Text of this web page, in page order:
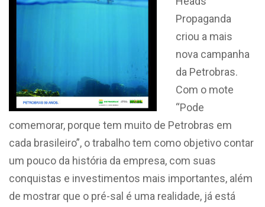
Propaganda
criou a mais
nova campanha
da Petrobras.
Com o mote
“Pode
comemorar, porque tem muito de Petrobras em
cada brasileiro”, o trabalho tem como objetivo contar
um pouco da história da empresa, com suas
conquistas e investimentos mais importantes, além
de mostrar que o pré-sal é uma realidade, já está